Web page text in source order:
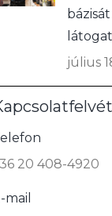
bázisát
július
20 408-4920
mail